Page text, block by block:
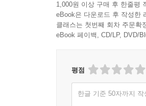
1,000원 이상 구매 후 한줄평
eBook은 다운로드 후 작성한
클래스는 첫번째 회차 주문확
eBook 페이백, CD/LP, DVD/
평점
한글 기준 50자까지 작